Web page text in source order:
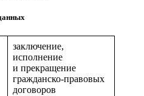
заключение,
исполнение
и прекращение
гражданско-правовых
договоров